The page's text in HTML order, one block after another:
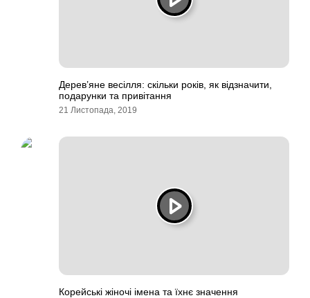
Дерев’яне весілля: скільки років, як відзначити,
подарунки та привітання
21 Листопада, 2019
Корейські жіночі імена та їхнє значення